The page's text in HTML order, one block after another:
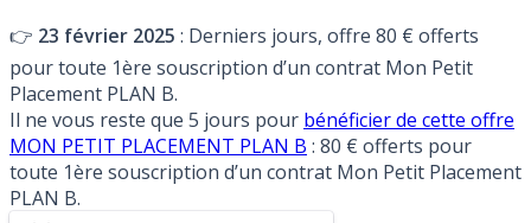
👉 23 février 2025 : Derniers jours, offre 80 € offerts
pour toute 1ère souscription d’un contrat Mon Petit
Placement PLAN B.
Il ne vous reste que 5 jours pour bénéficier de cette offre
MON PETIT PLACEMENT PLAN B : 80 € offerts pour
toute 1ère souscription d’un contrat Mon Petit Placement
PLAN B.